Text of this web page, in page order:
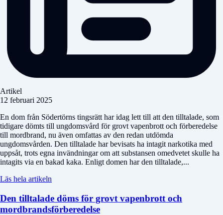
Artikel
12 februari 2025
En dom från Södertörns tingsrätt har idag lett till att den tilltalade, som
tidigare dömts till ungdomsvård för grovt vapenbrott och förberedelse
till mordbrand, nu även omfattas av den redan utdömda
ungdomsvården. Den tilltalade har bevisats ha intagit narkotika med
uppsåt, trots egna invändningar om att substansen omedvetet skulle ha
intagits via en bakad kaka. Enligt domen har den tilltalade,...
Läs hela artikeln
Den tilltalade döms för grovt vapenbrott och
mordbrandsförberedelse